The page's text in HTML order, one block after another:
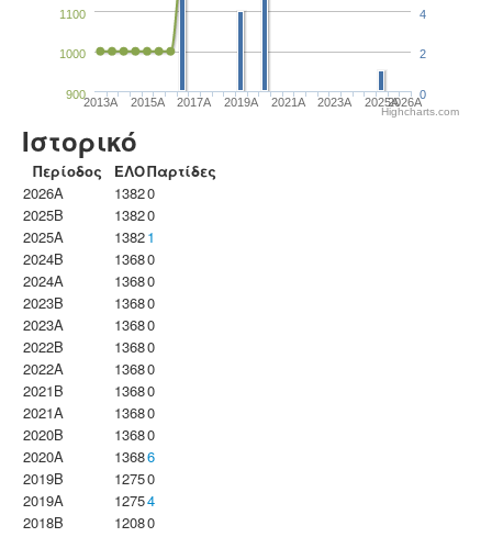
2013A 2015A 2017A 2019A 2021A 2023Α 2025A2026A
900
1000
1100
0
2
4
Highcharts.com
Ιστορικό
Περίοδος ΕΛΟΠαρτίδες
2026A
13820
2025B
13820
2025A
13821
2024B
13680
2024A
13680
2023B
13680
2023Α
13680
2022B
13680
2022A
13680
2021B
13680
2021A
13680
2020B
13680
2020A
13686
2019B
12750
2019A
12754
2018B
12080